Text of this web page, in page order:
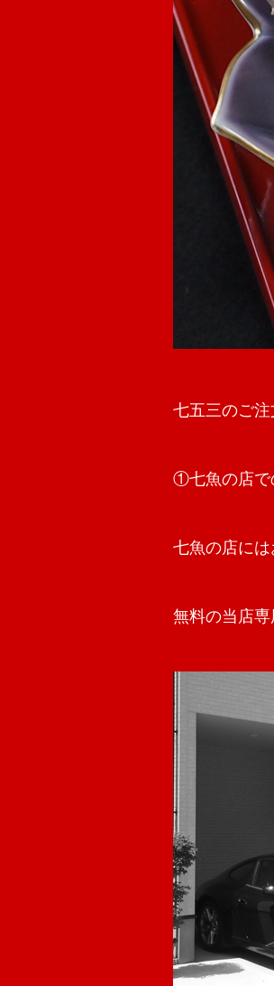
七五三のご注
①七魚の店で
七魚の店には
無料の当店専